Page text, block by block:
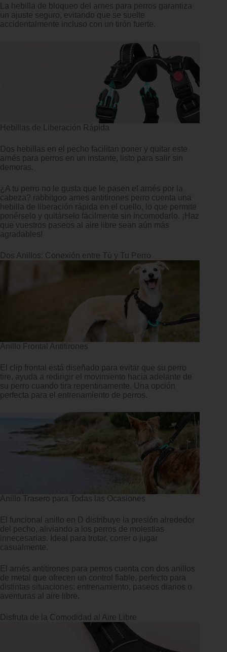
La hebilla de bloqueo del arnes para perros garantiza
un ajuste seguro, evitando que se suelte
accidentalmente incluso con un tirón fuerte.
Hebillas de Liberación Rápida
Dos hebillas en el pecho facilitan poner y quitar este
arnés para perros en un instante, listo para salir sin
demoras.
¿A tu perro no le gusta que le pasen el arnés por la
cabeza? rabbitgoo arnes antitirones perro cuenta una
hebilla de liberación rápida en el cuello, lo que permite
ponérselo y quitárselo fácilmente sin incomodarlo. ¡Haz
que vuestros paseos al aire libre sean aún más
agradables!
Dos Anillos: Conexión entre Tú y Tu Perro
Anillo Frontal Antitirones
El clip frontal está diseñado para evitar que su perro
tire, ayuda a redirigir el movimiento hacia adelante de
su perro cuando tira repentinamente. Una opción
perfecta para el entrenamiento de perros.
Anillo Trasero para Todas las Ocasiones
El funcional anillo en D distribuye la presión alrededor
del pecho, aliviando a los perros de molestias
innecesarias. Ideal para trotar, correr o jugar
casualmente.
El arnés antitirones para perros cuenta con dos anillos
de metal que ofrecen un control fiable, perfecto para
distintas situaciones: entrenamiento, paseos diarios o
aventuras al aire libre.
Disfruta de la Comodidad al Aire Libre